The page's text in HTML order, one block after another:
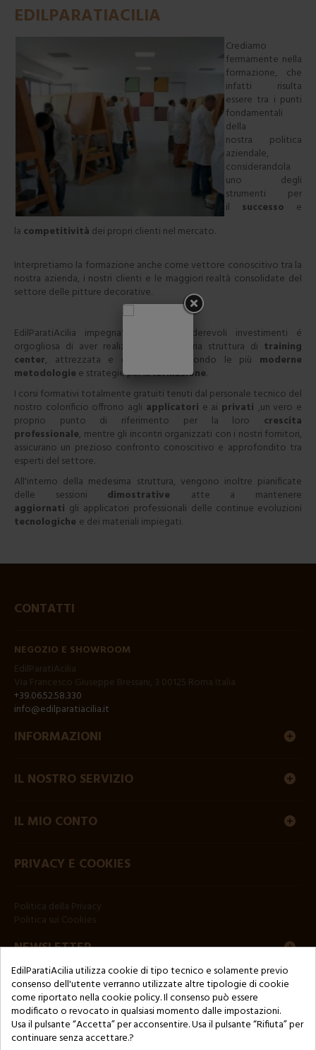
EDILPARATIACILIA
Crediamo
fermamente nella
formazione, che
infatti risulta
essere tra i punti
fondamentali
della
nostra politica
aziendale,
considerandola
uno degli
strumenti per
il successo e
la competitività dei propri clienti nel mercato.
Interpretiamo la formazione anche come vettore conoscitivo tra la
nostra azienda, i nostri clienti e le maggiori realtà consolidate del
settore delle pitture decorative.
EdilParatiAcilia impegnatasi con considerevoli investimenti é
orgogliosa di aver realizzato una propria struttura di training
center, attrezzata e organizzata secondo le più moderne
metodologie e strategie per laformazione.
I corsi formativi totalmente gratuiti tenuti dal personale tecnico del
nostro colorificio offrono agli applicatori e ai privati ,un vero e
proprio punto di riferimento per la loro crescita
professionale, mentre gli incontri organizzati con i nostri fornitori,
assicurano un prezioso confronto conoscitivo e approfondito tra
esperti del settore.
All'interno della medesima struttura, vengono inoltre pianificate
delle sessioni dimostrative atte a mantenere
aggiornati gli applicatori professionali delle continue evoluzioni
tecnologiche e dei materiali impiegati.
CONTATTI
NEGOZIO E SHOWROOM
+39.06.52.58.330
info@edilparatiacilia.it
INFORMAZIONI
IL NOSTRO SERVIZIO
IL MIO CONTO
PRIVACY E COOKIES
NEWSLETTER
Copyright © 2024 by 3Enne s.r.l.s. P.IVA/C.F.: 13466181008
EdilParatiAcilia utilizza cookie di tipo tecnico e solamente previo
consenso dell'utente verranno utilizzate altre tipologie di cookie
come riportato nella cookie policy. Il consenso può essere
modificato o revocato in qualsiasi momento dalle impostazioni.
Usa il pulsante “Accetta” per acconsentire. Usa il pulsante “Rifiuta” per
continuare senza accettare.?